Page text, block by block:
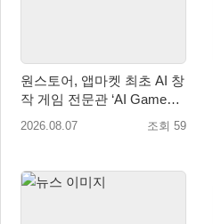
원스토어, 앱마켓 최초 AI 창
작 게임 전문관 ‘AI Games’
오픈
2026.08.07 조회 59